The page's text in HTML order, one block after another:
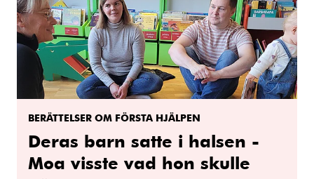
BERÄTTELSER OM FÖRSTA HJÄLPEN
Deras barn satte i halsen -
Moa visste vad hon skulle